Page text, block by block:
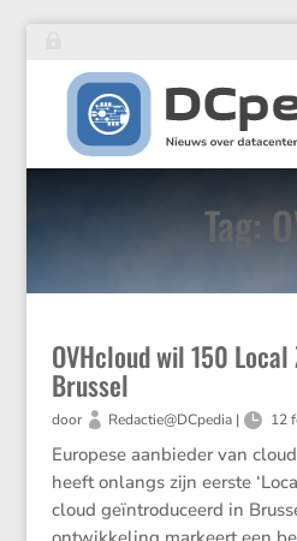
Tag:
OVHcloud wil 150
Brussel
door Redactie@DCpedia| 12
Europese aanbieder van
heeft onlangs zijn eerste
cloud geïntro­du­ceerd in